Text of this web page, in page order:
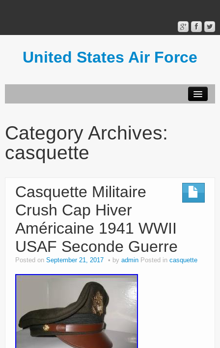
United States Air Force
Terms of Use
Category Archives:
casquette
Casquette Militaire
Crush Cap Hiver
Américaine 1941 WWII
USAF Seconde Guerre
Posted on September 21, 2017 by admin Posted in casquette